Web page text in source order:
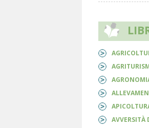
AVVERSITÀ